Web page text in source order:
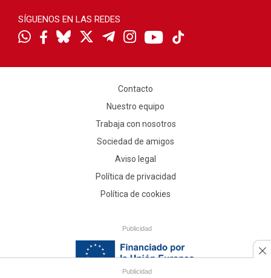
Publicidad
SÍGUENOS EN LAS REDES
Contacto
Nuestro equipo
Trabaja con nosotros
Sociedad de amigos
Aviso legal
Política de privacidad
Política de cookies
Publicidad